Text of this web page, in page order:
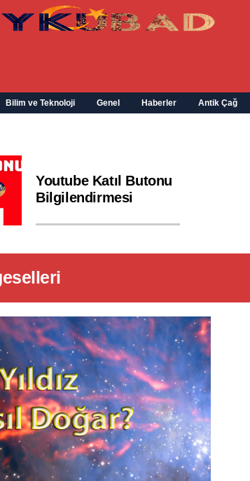
Bilim ve Teknoloji Genel Haberler Antik Çağ
Youtube Katıl Butonu
Bilgilendirmesi